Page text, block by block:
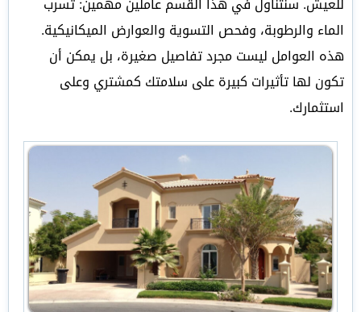
الماء والرطوبة، وفحص التسوية والعوارض الميكانيكية.
هذه العوامل ليست مجرد تفاصيل صغيرة، بل يمكن أن
تكون لها تأثيرات كبيرة على سلامتك كمشتري وعلى
استثمارك.